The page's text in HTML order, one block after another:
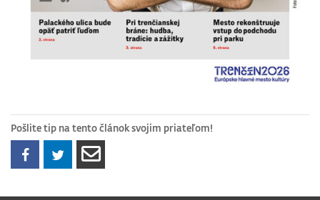
Pošlite tip na tento článok svojim priateľom!